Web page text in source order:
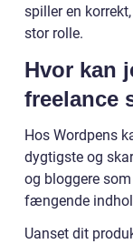
spiller en
stor rolle.
Hvor kan
freelance
Hos Wordpens
dygtigste og
og bloggere
fængende
Uanset dit